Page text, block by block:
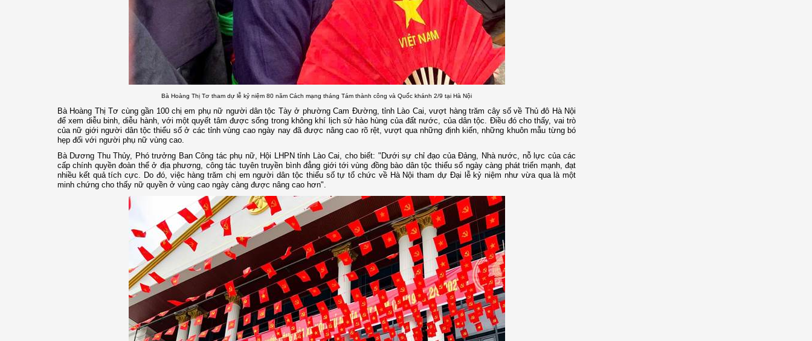
Bà Hoàng Thị Tơ tham dự lễ kỷ niệm 80 năm Cách mạng tháng Tám thành công và Quốc khánh 2/9 tại Hà Nội
Bà Hoàng Thị Tơ cùng gần 100 chị em phụ nữ người dân tộc Tày ở phường Cam Đường, tỉnh Lào Cai, vượt hàng trăm cây số về Thủ đô Hà Nội
để xem diễu binh, diễu hành, với một quyết tâm được sống trong không khí lịch sử hào hùng của đất nước, của dân tộc. Điều đó cho thấy, vai trò
của nữ giới người dân tộc thiểu số ở các tỉnh vùng cao ngày nay đã được nâng cao rõ rệt, vượt qua những định kiến, những khuôn mẫu từng bó
hẹp đối với người phụ nữ vùng cao.
Bà Dương Thu Thủy, Phó trưởng Ban Công tác phụ nữ, Hội LHPN tỉnh Lào Cai, cho biết: "Dưới sự chỉ đạo của Đảng, Nhà nước, nỗ lực của các
cấp chính quyền đoàn thể ở địa phương, công tác tuyên truyền bình đẳng giới tới vùng đồng bào dân tộc thiểu số ngày càng phát triển mạnh, đạt
nhiều kết quả tích cực. Do đó, việc hàng trăm chị em người dân tộc thiểu số tự tổ chức về Hà Nội tham dự Đại lễ kỷ niệm như vừa qua là một
minh chứng cho thấy nữ quyền ở vùng cao ngày càng được nâng cao hơn".